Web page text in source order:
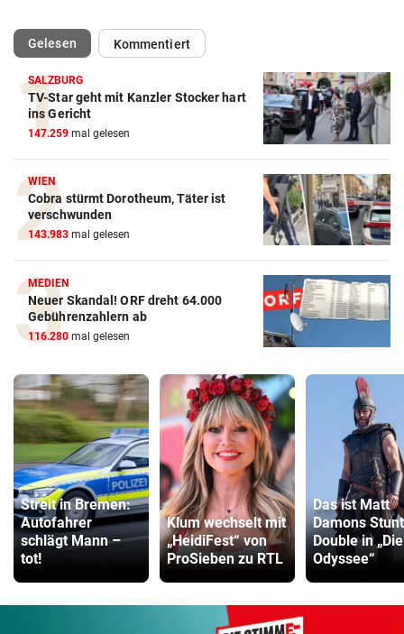
Gelesen(ausgewählt)Kommentiert
SALZBURG
TV-Star geht mit Kanzler Stocker hart
ins Gericht
147.259 mal gelesen
WIEN
Cobra stürmt Dorotheum, Täter ist
verschwunden
143.983 mal gelesen
MEDIEN
Neuer Skandal! ORF dreht 64.000
Gebührenzahlern ab
116.280 mal gelesen
Streit in Bremen:
Autofahrer
schlägt Mann –
tot!
Klum wechselt mit
„HeidiFest“ von
ProSieben zu RTL
Das ist Matt
Damons
Double in „Die
Odyssee“